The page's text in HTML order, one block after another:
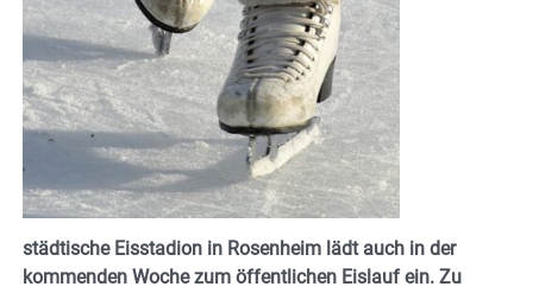
städtische Eisstadion in Rosenheim lädt auch in der
kommenden Woche zum öffentlichen Eislauf ein. Zu